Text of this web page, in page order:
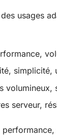
usages
simplicité,
volumineux,
serveur,